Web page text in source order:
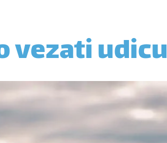
vezati udicu